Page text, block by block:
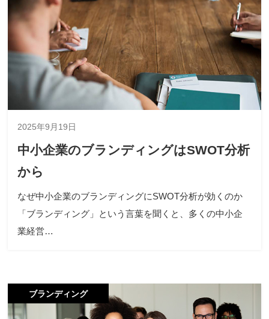
2025年9月19日
中小企業のブランディングはSWOT分析
から
なぜ中小企業のブランディングにSWOT分析が効くのか
「ブランディング」という言葉を聞くと、多くの中小企
業経営…
ブランディング